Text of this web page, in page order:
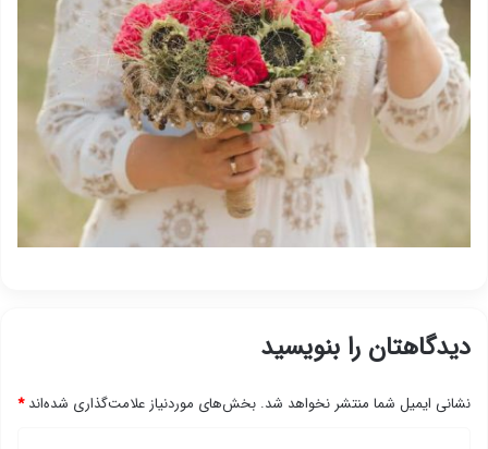
دیدگاهتان را بنویسید
نشانی ایمیل شما منتشر نخواهد شد. بخش‌های موردنیاز علامت‌گذاری شده‌اند*